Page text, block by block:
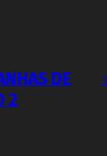
DE
2